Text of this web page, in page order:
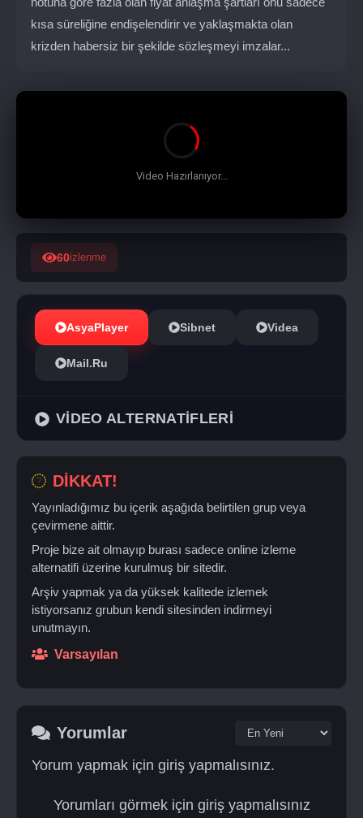
kısa süreliğine endişelendirir ve yaklaşmakta olan
krizden habersiz bir şekilde sözleşmeyi imzalar...
60izlenme
AsyaPlayer Sibnet Videa
Mail.Ru
VİDEO ALTERNATİFLERİ
DİKKAT!
Yayınladığımız bu içerik aşağıda belirtilen grup veya
çevirmene aittir.
Proje bize ait olmayıp burası sadece online izleme
alternatifi üzerine kurulmuş bir sitedir.
Arşiv yapmak ya da yüksek kalitede izlemek
istiyorsanız grubun kendi sitesinden indirmeyi
unutmayın.
Varsayılan
Yorumlar
Yorum yapmak için giriş yapmalısınız.
Yorumları görmek için giriş yapmalısınız